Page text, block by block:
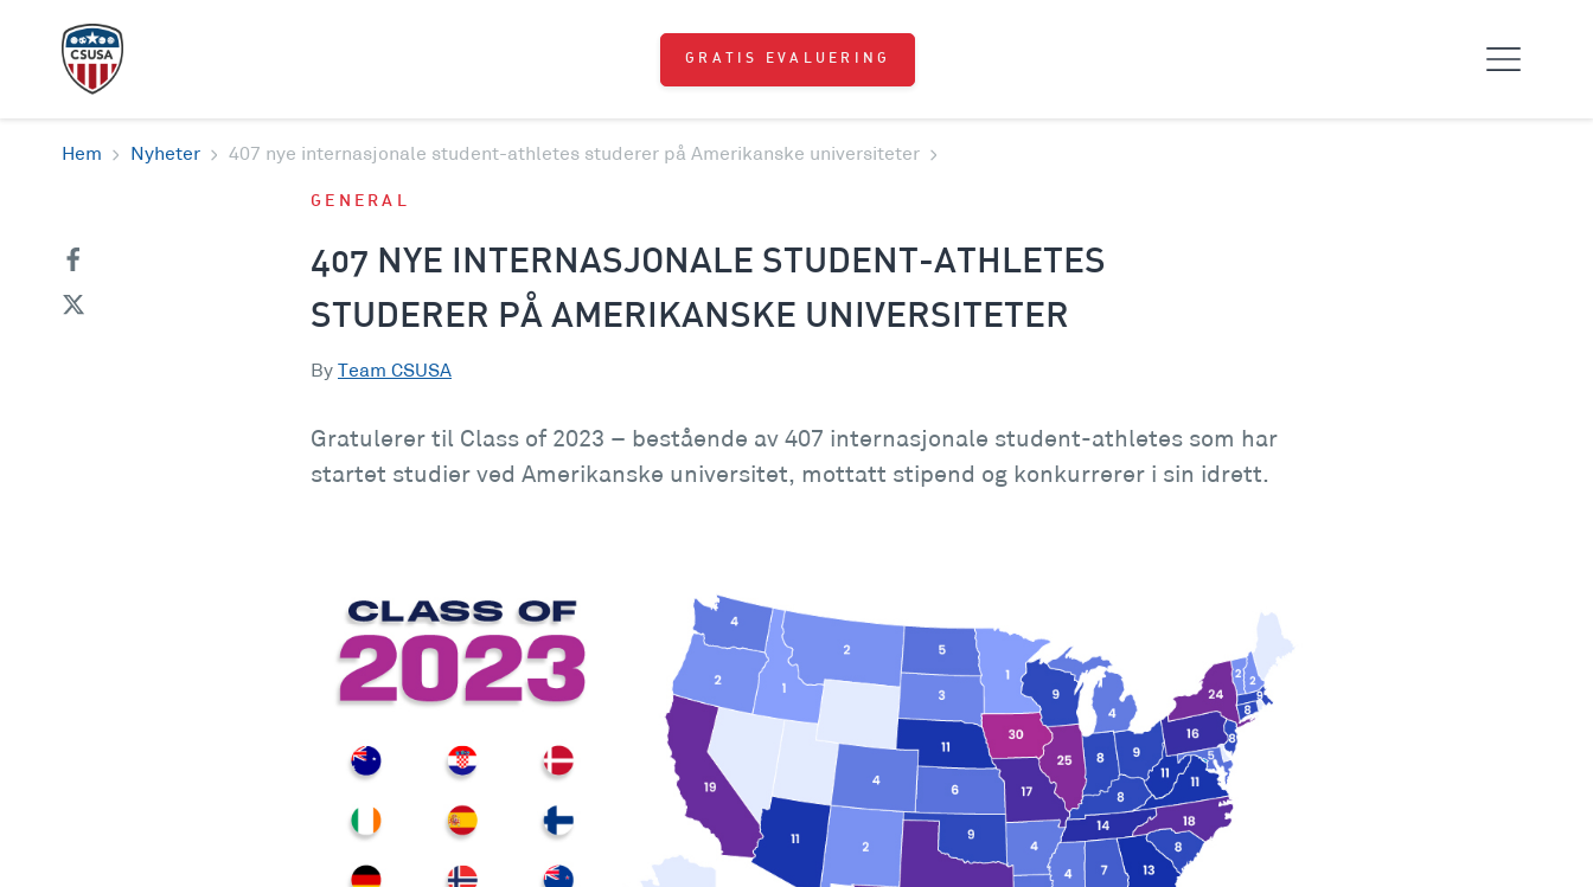
GRATIS EVALUERING
Hem Nyheter 407 nye internasjonale student-athletes studerer på Amerikanske universiteter
GENERAL
407 NYE INTERNASJONALE STUDENT-ATHLETES
STUDERER PÅ AMERIKANSKE UNIVERSITETER
By Team CSUSA
Gratulerer til Class of 2023 – bestående av 407 internasjonale student-athletes som har
startet studier ved Amerikanske universitet, mottatt stipend og konkurrerer i sin idrett.